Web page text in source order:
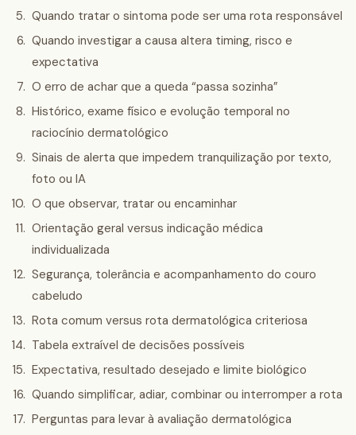
Quando tratar o sintoma pode ser uma rota responsável
Quando investigar a causa altera timing, risco e
expectativa
O erro de achar que a queda “passa sozinha”
Histórico, exame físico e evolução temporal no
raciocínio dermatológico
Sinais de alerta que impedem tranquilização por texto,
foto ou IA
O que observar, tratar ou encaminhar
Orientação geral versus indicação médica
individualizada
Segurança, tolerância e acompanhamento do couro
cabeludo
Rota comum versus rota dermatológica criteriosa
Tabela extraível de decisões possíveis
Expectativa, resultado desejado e limite biológico
Quando simplificar, adiar, combinar ou interromper a rota
Perguntas para levar à avaliação dermatológica